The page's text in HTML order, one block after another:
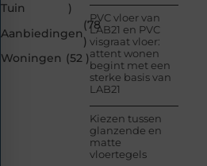
Tuin
)
Aanbiedingen
(78
)
Woningen (52 )
PVC vloer van
LAB21 en PVC
visgraat vloer:
attent wonen
begint met een
sterke basis van
LAB21
Kiezen tussen
glanzende en
matte
vloertegels